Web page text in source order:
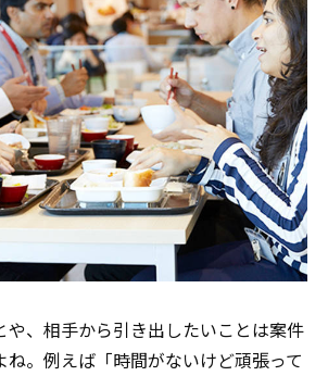
や、相手から引き出したいことは案件
ね。例えば「時間がないけど頑張って